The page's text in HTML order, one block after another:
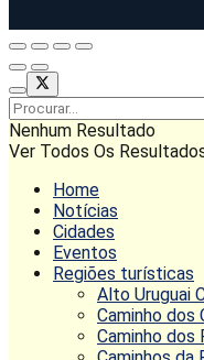
Nenhum Resultado
Ver Todos Os
Home
Notícias
Cidades
Eventos
Regiões turísticas
Alto Uruguai
Caminho dos
Caminho dos